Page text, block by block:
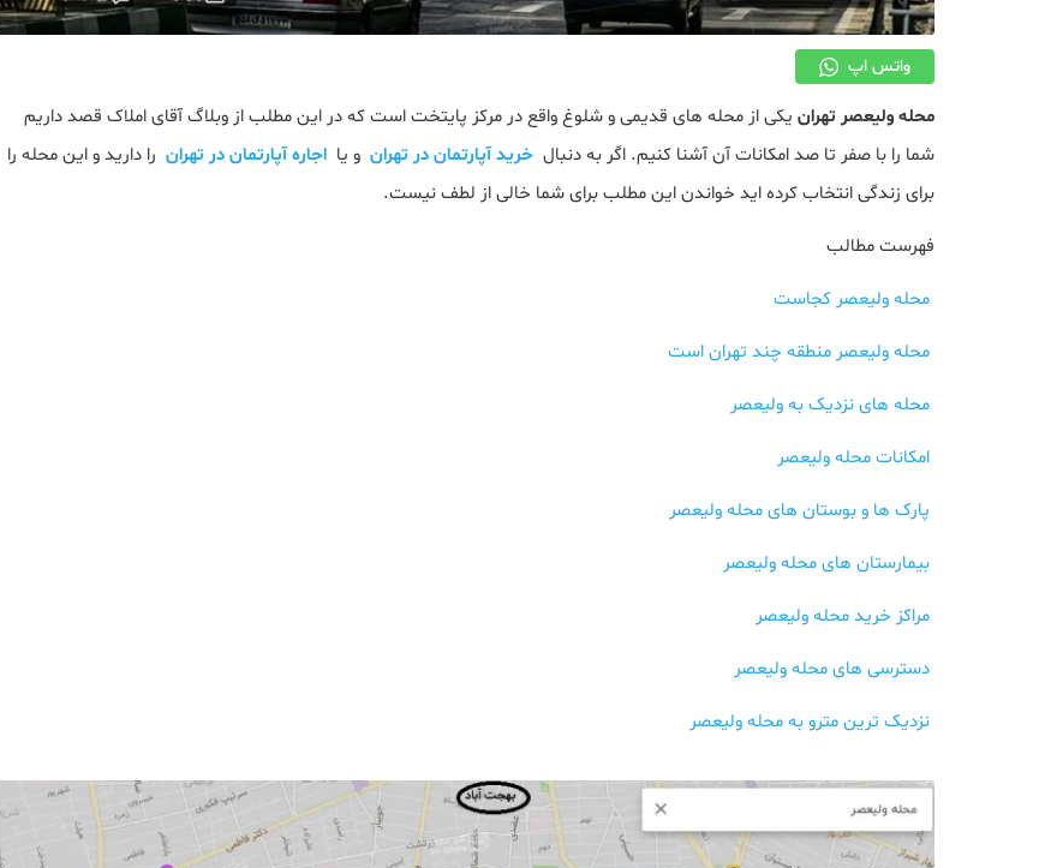
واتس اپ
محله ولیعصر تهران یکی از محله های قدیمی و شلوغ واقع در مرکز پایتخت است که در این مطلب از وبلاگ آقای املاک قصد داریم
شما را با صفر تا صد امکانات آن آشنا کنیم. اگر به دنبال خرید آپارتمان در تهران و یا اجاره آپارتمان در تهران را دارید و این محله را
برای زندگی انتخاب کرده اید خواندن این مطلب برای شما خالی از لطف نیست.
فهرست مطالب
محله ولیعصر کجاست
محله ولیعصر منطقه چند تهران است
محله های نزدیک به ولیعصر
امکانات محله ولیعصر
پارک ها و بوستان های محله ولیعصر
بیمارستان های محله ولیعصر
مراکز خرید محله ولیعصر
دسترسی های محله ولیعصر
نزدیک ترین مترو به محله ولیعصر